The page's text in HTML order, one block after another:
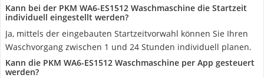
Kann bei der PKM WA6-ES1512 Waschmaschine die Startzeit
individuell eingestellt werden?
Ja, mittels der eingebauten Startzeitvorwahl können Sie Ihren
Waschvorgang zwischen 1 und 24 Stunden individuell planen.
Kann die PKM WA6-ES1512 Waschmaschine per App gesteuert
werden?